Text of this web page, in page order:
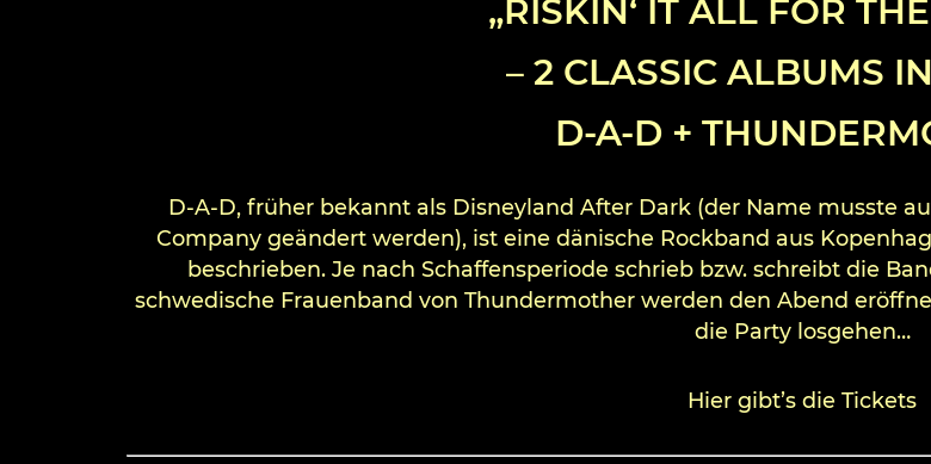
„RISKIN‘ IT ALL FOR
– 2 CLASSIC ALBUMS
D-A-D +
D-A-D, früher bekannt als Disneyland After Dark (der Name musste
Company geändert werden), ist eine dänische Rockband aus
beschrieben. Je nach Schaffensperiode schrieb bzw. schreibt die Band
schwedische Frauenband von Thundermother werden den Abend
die Party losgehen…
Hier gibt’s die Tickets